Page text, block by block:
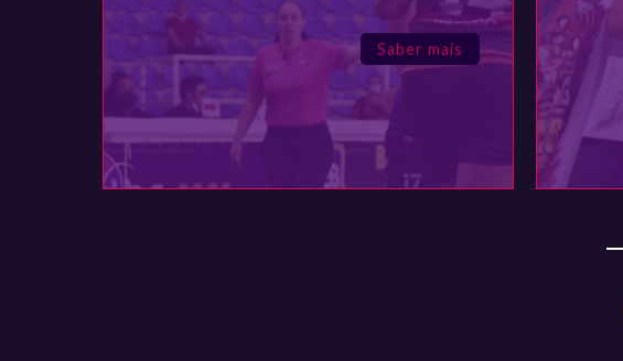
Saber mais